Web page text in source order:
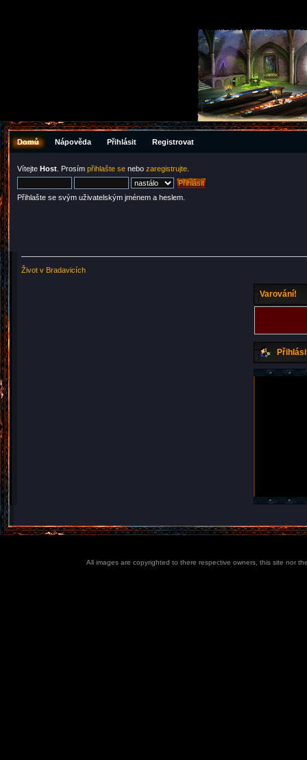
Domů Nápověda Přihlásit Registrovat
Vítejte Host . Prosím přihlašte se nebo zaregistrujte
Přihlašte se svým uživatelským jménem a heslem.
Život v Bradavicích
Varování!
All images are copyrighted to there respective owners, this site nor